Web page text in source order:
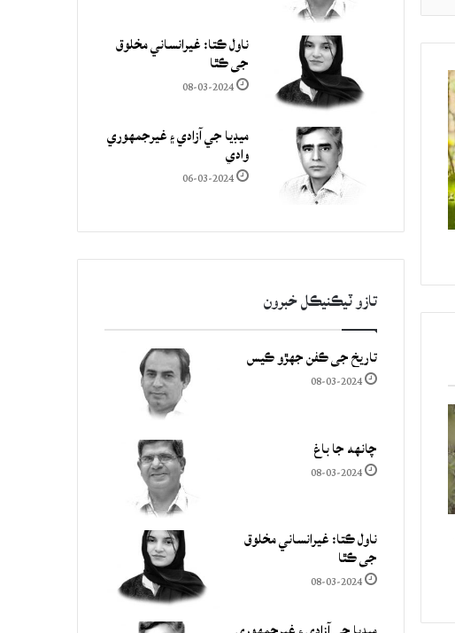
ناول ڪتا: غيرانساني مخلوق
جي ڪٿا
08-03-2024
ميڊيا جي آزادي ۽ غيرجمھوري
وادي
06-03-2024
تازو ٽيڪنيڪل خبرون
تاريخ جي ڪفن جھڙو ڪيس
08-03-2024
چانهه جا باغ
08-03-2024
ناول ڪتا: غيرانساني مخلوق
جي ڪٿا
08-03-2024